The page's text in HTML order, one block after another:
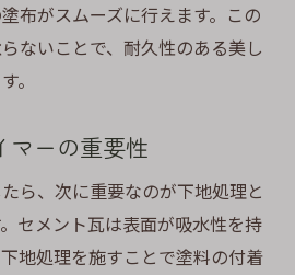
布がスムーズに行えます。この
ないことで、耐久性のある美し
。
マーの重要性
ら、次に重要なのが下地処理と
セメント瓦は表面が吸水性を持
地処理を施すことで塗料の付着